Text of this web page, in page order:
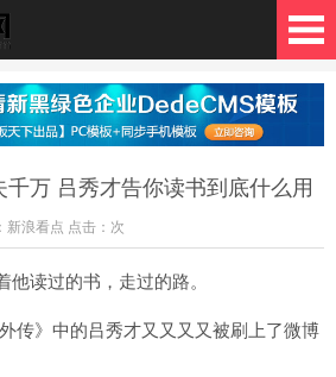
千万 吕秀才告你读书到底什么用
新浪看点 点击： 次
他读过的书，走过的路。
传》中的吕秀才又又又又被刷上了微博